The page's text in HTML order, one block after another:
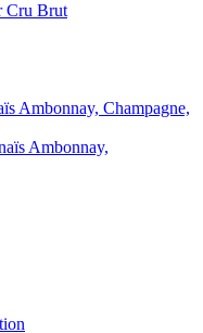
Cru Brut
Ambonnay,